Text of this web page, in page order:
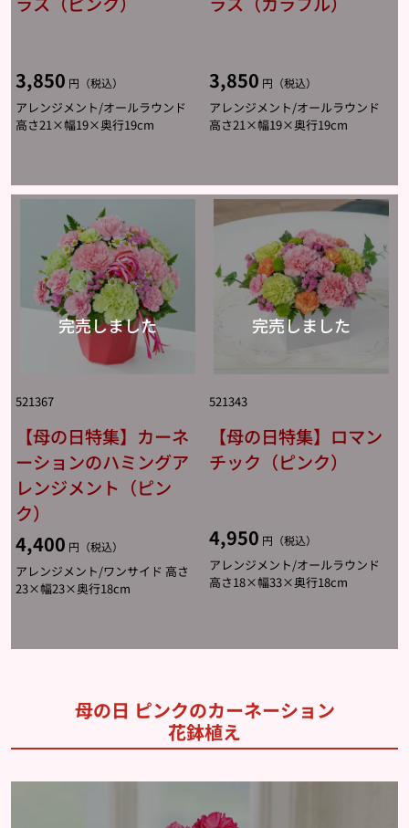
3,850 円（税込）
アレンジメント/オールラウンド
高さ21×幅19×奥行19cm
3,850 円（税込）
アレンジメント/オールラウンド
高さ21×幅19×奥行19cm
521367
【母の日特集】カーネ
ーションのハミングア
レンジメント（ピン
ク）
4,400 円（税込）
アレンジメント/ワンサイド 高さ
23×幅23×奥行18cm
521343
【母の日特集】ロマン
チック（ピンク）
4,950 円（税込）
アレンジメント/オールラウンド
高さ18×幅33×奥行18cm
母の日 ピンクのカーネーション
花鉢植え